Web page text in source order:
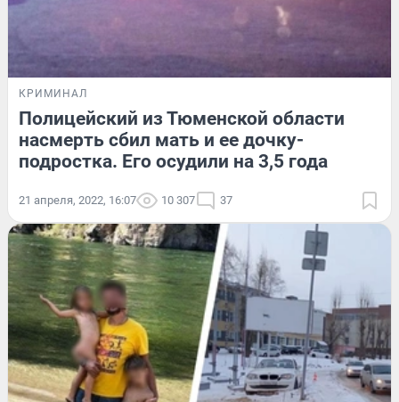
КРИМИНАЛ
Полицейский из Тюменской области
насмерть сбил мать и ее дочку-
подростка. Его осудили на 3,5 года
21 апреля, 2022, 16:07 10 307 37